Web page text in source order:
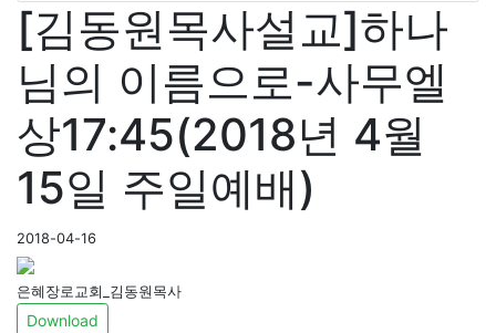
[김동원목사설교]하나
님의 이름으로-사무엘
상17:45(2018년 4월
15일 주일예배)
2018-04-16
은혜장로교회_김동원목사
Download